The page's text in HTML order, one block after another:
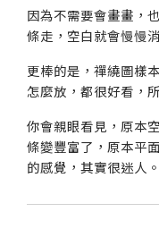
因為不需要會畫畫，
條走，空白就會慢慢
更棒的是，禪繞圖樣
怎麼放，都很好看，
你會親眼看見，原本
條變豐富了，原本平
的感覺，其實很迷人。